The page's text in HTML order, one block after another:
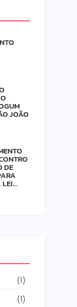
JOÃO
DE
LEI…
(1)
(1)